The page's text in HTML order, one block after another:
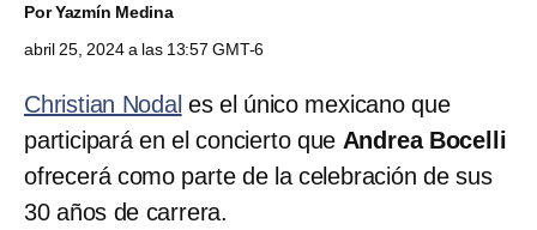
PorYazmín Medina
abril 25, 2024 a las 13:57 GMT-6
Christian Nodal es el único mexicano que
participará en el concierto que Andrea Bocelli
ofrecerá como parte de la celebración de sus
30 años de carrera.